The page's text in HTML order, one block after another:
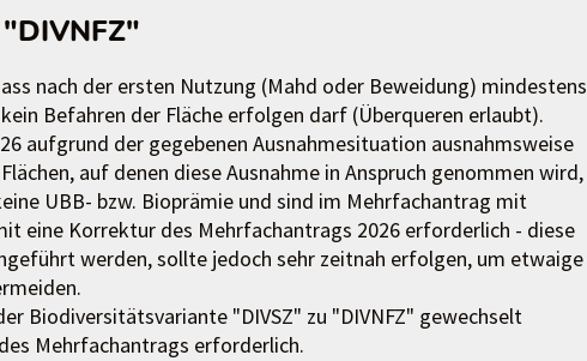
nach der ersten Nutzung (Mahd oder Beweidung) mindestens
Befahren der Fläche erfolgen darf (Überqueren erlaubt).
aufgrund der gegebenen Ausnahmesituation ausnahmsweise
auf denen diese Ausnahme in Anspruch genommen wird,
UBB- bzw. Bioprämie und sind im Mehrfachantrag mit
eine Korrektur des Mehrfachantrags 2026 erforderlich - diese
werden, sollte jedoch sehr zeitnah erfolgen, um etwaige
Biodiversitätsvariante "DIVSZ" zu "DIVNFZ" gewechselt
Mehrfachantrags erforderlich.